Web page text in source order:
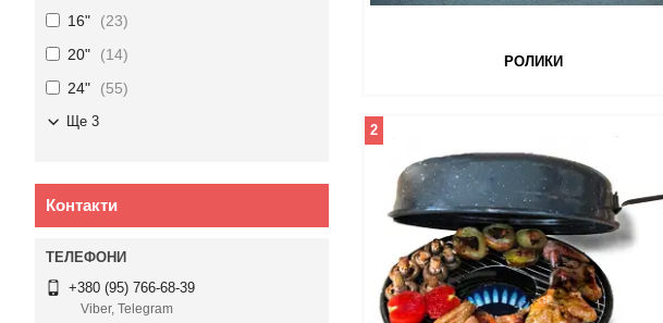
РОЛИКИ
2
16"
23
20"
14
24"
55
Ще 3
Контакти
+380 (95) 766-68-39
Viber, Telegram